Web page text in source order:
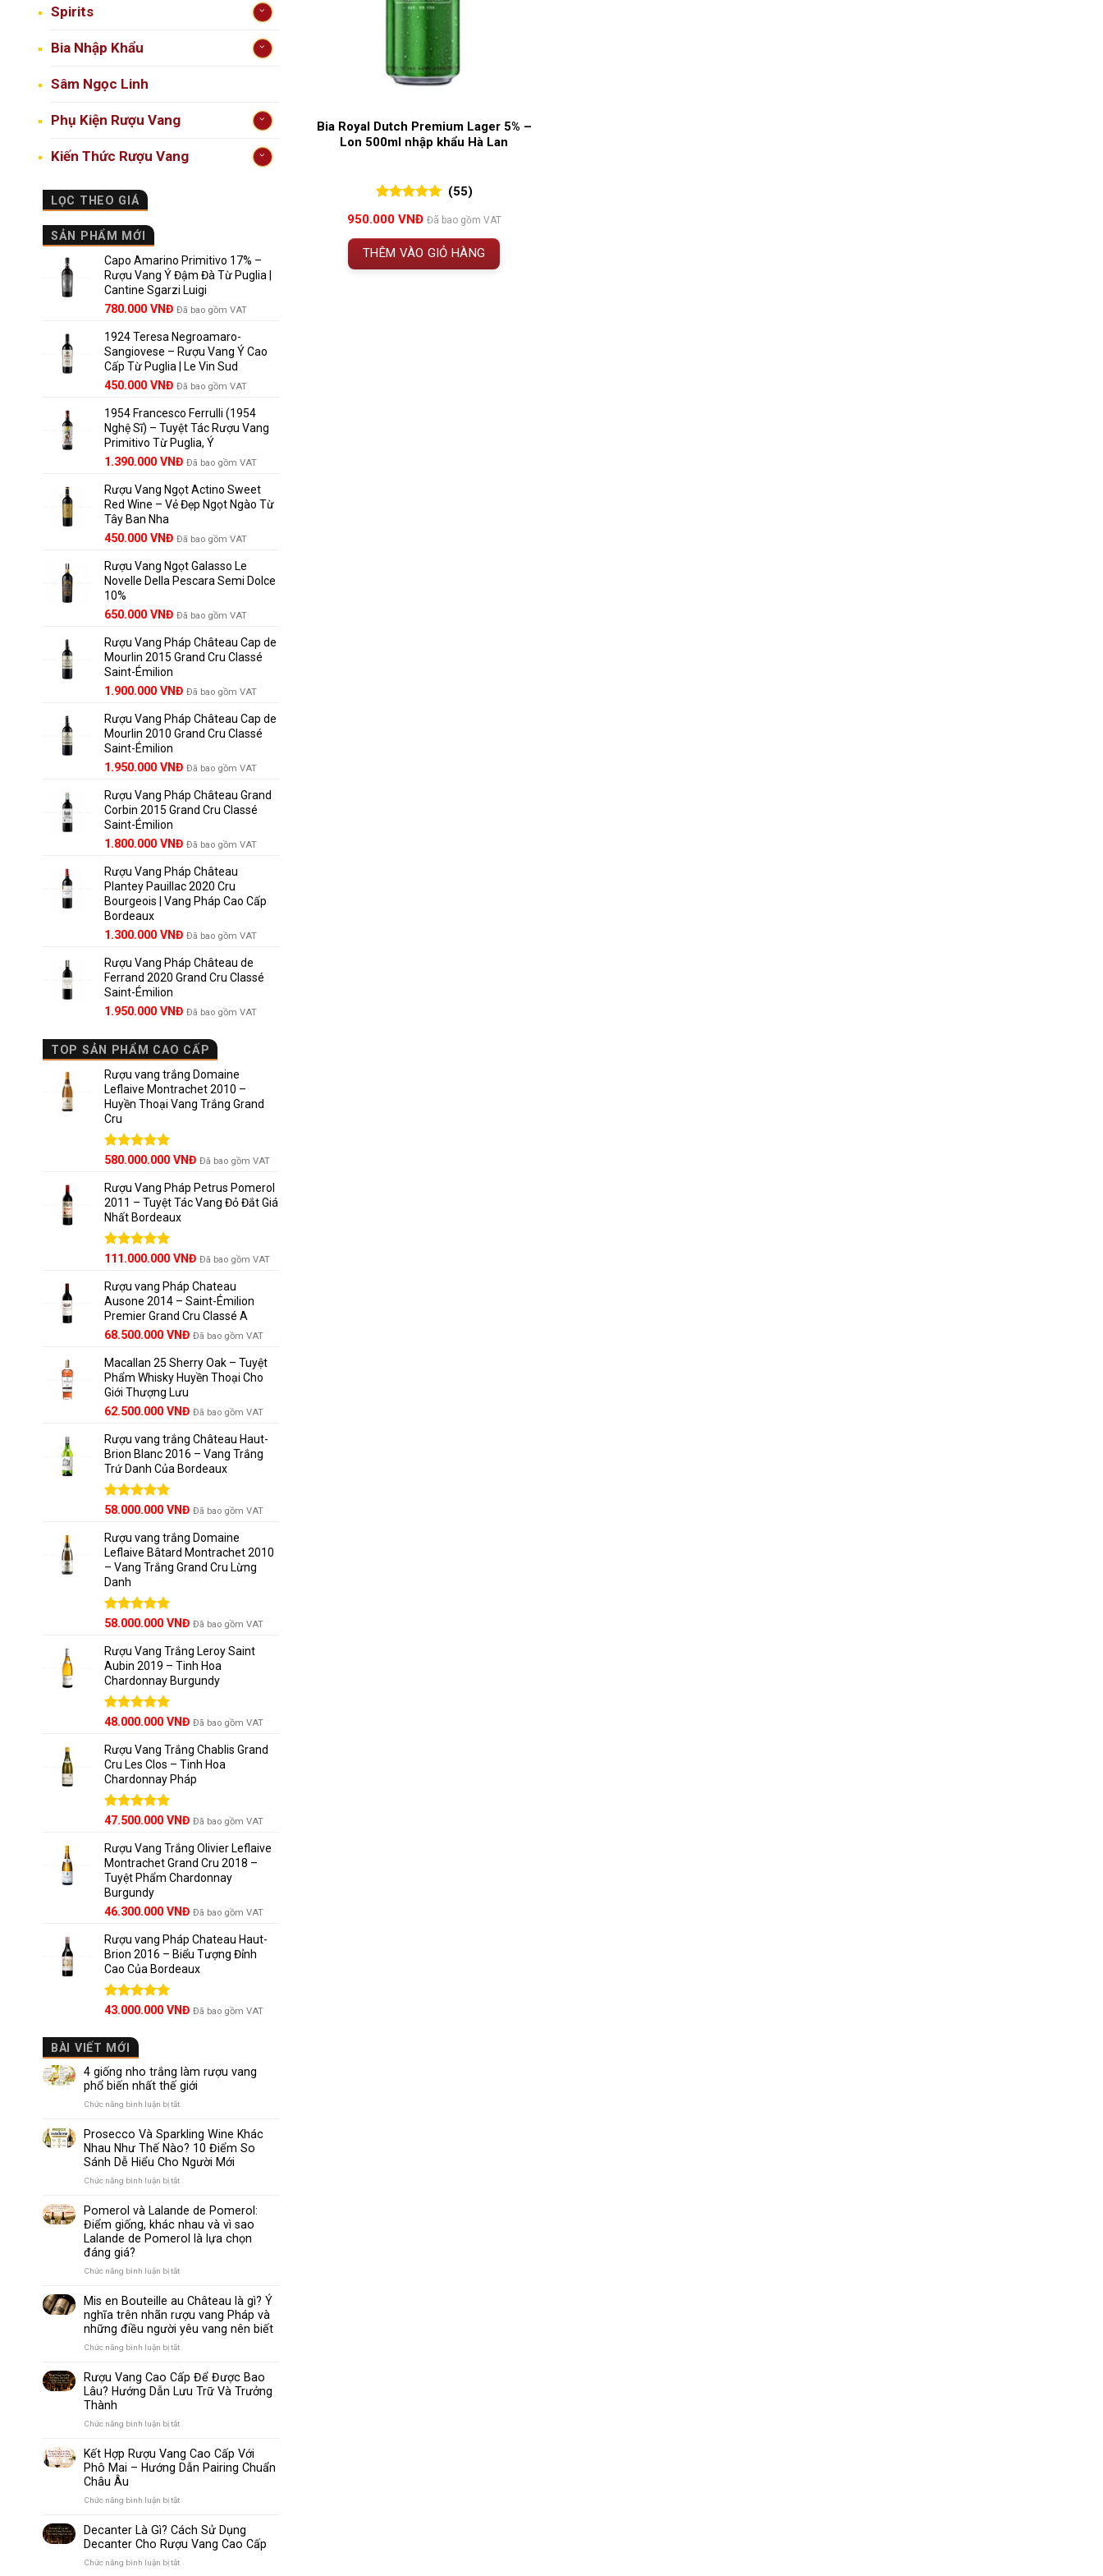
Spirits
Bia Nhập Khẩu
Sâm Ngọc Linh
Phụ Kiện Rượu Vang
Kiến Thức Rượu Vang
LỌC THEO GIÁ
SẢN PHẨM MỚI
Capo Amarino Primitivo 17% –
Rượu Vang Ý Đậm Đà Từ Puglia |
Cantine Sgarzi Luigi
Giá
là:
858.000 VNĐ.
780.000 VNĐGiá
tại
là:
780.000 VNĐ.
Đã bao gồm VAT
1924 Teresa Negroamaro-
Sangiovese – Rượu Vang Ý Cao
Cấp Từ Puglia | Le Vin Sud
Giá
là:
495.000 VNĐ.
450.000 VNĐGiá
tại
là:
450.000 VNĐ.
Đã bao gồm VAT
1954 Francesco Ferrulli (1954
Nghệ Sĩ) – Tuyệt Tác Rượu Vang
Primitivo Từ Puglia, Ý
Giá
là:
1.529.000 VNĐ.
1.390.000 VNĐGiá
tại
là:
Đã bao gồm VAT
Rượu Vang Ngọt Actino Sweet
Red Wine – Vẻ Đẹp Ngọt Ngào Từ
Tây Ban Nha
450.000 VNĐ Đã bao gồm VAT
Rượu Vang Ngọt Galasso Le
Novelle Della Pescara Semi Dolce
10%
650.000 VNĐ Đã bao gồm VAT
Rượu Vang Pháp Château Cap de
Mourlin 2015 Grand Cru Classé
Saint-Émilion
Giá
là:
2.800.000 VNĐ.
1.900.000 VNĐGiá
tại
là:
Đã bao gồm VAT
Rượu Vang Pháp Château Cap de
Mourlin 2010 Grand Cru Classé
Saint-Émilion
Giá
là:
2.950.000 VNĐ.
1.950.000 VNĐGiá
tại
là:
Đã bao gồm VAT
Rượu Vang Pháp Château Grand
Corbin 2015 Grand Cru Classé
Saint-Émilion
Giá
là:
2.500.000 VNĐ.
1.800.000 VNĐGiá
tại
là:
1.800.000 VNĐ.
Đã bao gồm VAT
Rượu Vang Pháp Château
Plantey Pauillac 2020 Cru
Bourgeois | Vang Pháp Cao Cấp
Bordeaux
Giá
là:
1.850.000 VNĐ.
1.300.000 VNĐGiá
tại
là:
Đã bao gồm VAT
Rượu Vang Pháp Château de
Ferrand 2020 Grand Cru Classé
Saint-Émilion
Giá
là:
2.800.000 VNĐ.
1.950.000 VNĐGiá
tại
là:
1.950.000 VNĐ.
Đã bao gồm VAT
TOP SẢN PHẨM CAO CẤP
Rượu vang trắng Domaine
Leflaive Montrachet 2010 –
Huyền Thoại Vang Trắng Grand
Cru
Được xếp
5 sao
580.000.000 VNĐ Đã bao gồm VAT
Rượu Vang Pháp Petrus Pomerol
2011 – Tuyệt Tác Vang Đỏ Đắt Giá
Nhất Bordeaux
Được xếp
5 sao
Giá
là:
125.000.000 VNĐ.
111.000.000 VNĐGiá
tại
là:
111.000.000 VNĐ.
Đã bao gồm VAT
Rượu vang Pháp Chateau
Ausone 2014 – Saint-Émilion
Premier Grand Cru Classé A
68.500.000 VNĐ Đã bao gồm VAT
Macallan 25 Sherry Oak – Tuyệt
Phẩm Whisky Huyền Thoại Cho
Giới Thượng Lưu
Giá
là:
65.000.000 VNĐ.
62.500.000 VNĐGiá
tại
là:
62.500.000 VNĐ.
Đã bao gồm VAT
Rượu vang trắng Château Haut-
Brion Blanc 2016 – Vang Trắng
Trứ Danh Của Bordeaux
Được xếp
5 sao
58.000.000 VNĐ Đã bao gồm VAT
Rượu vang trắng Domaine
Leflaive Bâtard Montrachet 2010
– Vang Trắng Grand Cru Lừng
Danh
Được xếp
5 sao
58.000.000 VNĐ Đã bao gồm VAT
Rượu Vang Trắng Leroy Saint
Aubin 2019 – Tinh Hoa
Chardonnay Burgundy
Được xếp
5 sao
48.000.000 VNĐ Đã bao gồm VAT
Rượu Vang Trắng Chablis Grand
Cru Les Clos – Tinh Hoa
Chardonnay Pháp
Được xếp
5 sao
47.500.000 VNĐ Đã bao gồm VAT
Rượu Vang Trắng Olivier Leflaive
Montrachet Grand Cru 2018 –
Tuyệt Phẩm Chardonnay
Burgundy
46.300.000 VNĐ Đã bao gồm VAT
Rượu vang Pháp Chateau Haut-
Brion 2016 – Biểu Tượng Đỉnh
Cao Của Bordeaux
Được xếp
5 sao
43.000.000 VNĐ Đã bao gồm VAT
BÀI VIẾT MỚI
4 giống nho trắng làm rượu vang
phổ biến nhất thế giới
Chức năng bình luận bị tắtở
giống
nho
trắng
làm
biến
nhất
thế
Prosecco Và Sparkling Wine Khác
Nhau Như Thế Nào? 10 Điểm So
Sánh Dễ Hiểu Cho Người Mới
Chức năng bình luận bị tắtở
Và
Sparkling
Wine
Khác
10
Điểm
So
Dễ
Cho
Người
Pomerol và Lalande de Pomerol:
Điểm giống, khác nhau và vì sao
Lalande de Pomerol là lựa chọn
đáng giá?
Chức năng bình luận bị tắtở
Lalande
de
Pomerol:
nhau
và
Pomerol
là
đáng
Mis en Bouteille au Château là gì? Ý
nghĩa trên nhãn rượu vang Pháp và
những điều người yêu vang nên biết
Chức năng bình luận bị tắtở
en
Bouteille
au
nghĩa
trên
và
những
người
Rượu Vang Cao Cấp Để Được Bao
Lâu? Hướng Dẫn Lưu Trữ Và Trưởng
Thành
Chức năng bình luận bị tắtở
Vang
Cao
Cấp
Hướng
Dẫn
Kết Hợp Rượu Vang Cao Cấp Với
Phô Mai – Hướng Dẫn Pairing Chuẩn
Châu Âu
Chức năng bình luận bị tắtở
Hợp
Rượu
Vang
Cao
Decanter Là Gì? Cách Sử Dụng
Decanter Cho Rượu Vang Cao Cấp
Chức năng bình luận bị tắtở
Bia Royal Dutch Premium Lager 5% –
Lon 500ml nhập khẩu Hà Lan
đánh giá
(55)
950.000 VNĐ Đã bao gồm VAT
THÊM VÀO GIỎ HÀNG